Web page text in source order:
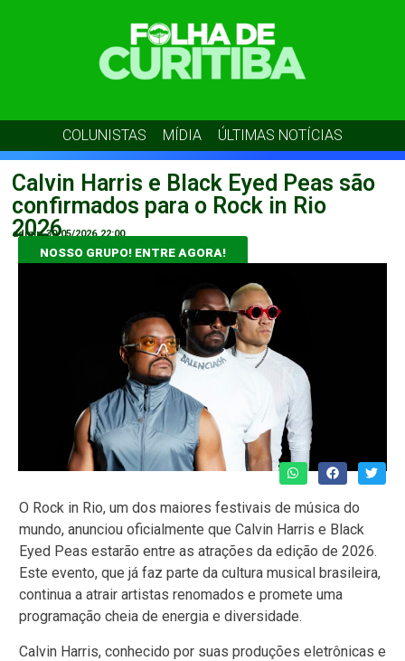
COLUNISTAS MÍDIA ÚLTIMAS NOTÍCIAS
Calvin Harris e Black Eyed Peas são
confirmados para o Rock in Rio
2026
admin 30/05/2026 22:00
NOSSO GRUPO! ENTRE AGORA!
O Rock in Rio, um dos maiores festivais de música do
mundo, anunciou oficialmente que Calvin Harris e Black
Eyed Peas estarão entre as atrações da edição de 2026.
Este evento, que já faz parte da cultura musical brasileira,
continua a atrair artistas renomados e promete uma
programação cheia de energia e diversidade.
Calvin Harris, conhecido por suas produções eletrônicas e